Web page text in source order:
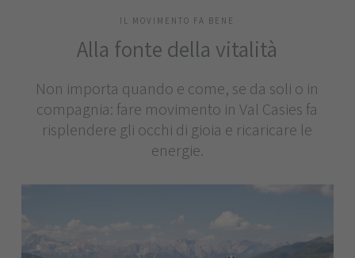
IL MOVIMENTO FA BENE
Alla fonte della vitalità
Non importa quando e come, se da soli o in
compagnia: fare movimento in Val Casies fa
risplendere gli occhi di gioia e ricaricare le
energie.